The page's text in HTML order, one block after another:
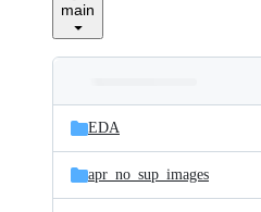
main
and
files
Latest
commit
EDA
apr_no_sup_images